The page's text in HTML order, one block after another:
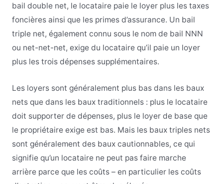
bail double net, le locataire paie le loyer plus les taxes
foncières ainsi que les primes d’assurance. Un bail
triple net, également connu sous le nom de bail NNN
ou net-net-net, exige du locataire qu’il paie un loyer
plus les trois dépenses supplémentaires.
Les loyers sont généralement plus bas dans les baux
nets que dans les baux traditionnels : plus le locataire
doit supporter de dépenses, plus le loyer de base que
le propriétaire exige est bas. Mais les baux triples nets
sont généralement des baux cautionnables, ce qui
signifie qu’un locataire ne peut pas faire marche
arrière parce que les coûts – en particulier les coûts